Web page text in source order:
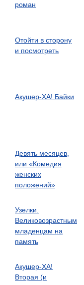
роман
Отойти в сторону
и посмотреть
Акушер-ХА! Байки
Девять месяцев,
или «Комедия
женских
положений»
Узелки.
Великовозрастным
младенцам на
память
Акушер-ХА!
Вторая (и